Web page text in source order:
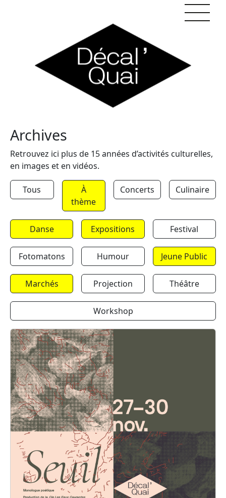
Archives
Retrouvez ici plus de 15 années d’activités culturelles,
en images et en vidéos.
Tous
À
thème
Concerts Culinaire
Danse Expositions Festival
Fotomatons Humour Jeune Public
Marchés Projection Théâtre
Workshop